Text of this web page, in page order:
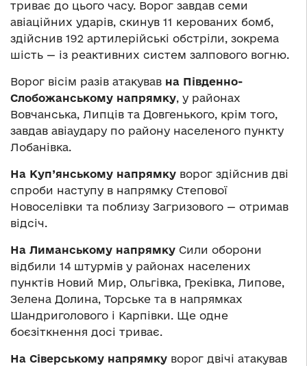
триває до цього часу. Ворог завдав семи
авіаційних ударів, скинув 11 керованих бомб,
здійснив 192 артилерійські обстріли, зокрема
шість — із реактивних систем залпового вогню.
Ворог вісім разів атакував на Південно-
Слобожанському напрямку, у районах
Вовчанська, Липців та Довгенького, крім того,
завдав авіаудару по району населеного пункту
Лобанівка.
На Куп’янському напрямку ворог здійснив дві
спроби наступу в напрямку Степової
Новоселівки та поблизу Загризового — отримав
відсіч.
На Лиманському напрямку Сили оборони
відбили 14 штурмів у районах населених
пунктів Новий Мир, Ольгівка, Греківка, Липове,
Зелена Долина, Торське та в напрямках
Шандриголового і Карпівки. Ще одне
боєзіткнення досі триває.
На Сіверському напрямку ворог двічі атакував